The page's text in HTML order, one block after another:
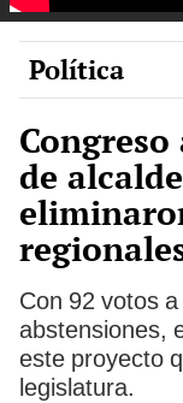
Política
de
Con 92 votos
abstensiones,
este proyecto
legislatura.